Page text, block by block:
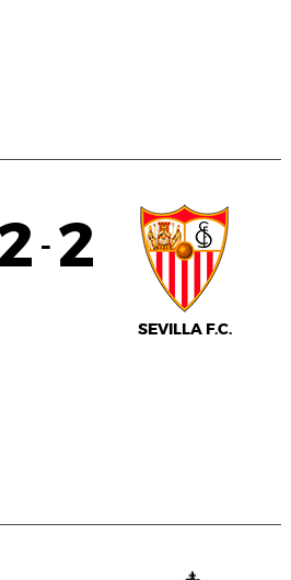
- 2
SEVILLA F.C.